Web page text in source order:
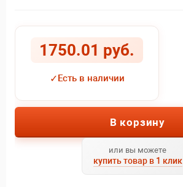
1750.01 руб.
✓Есть в наличии
В корзину
или вы можете
купить товар в 1 клик